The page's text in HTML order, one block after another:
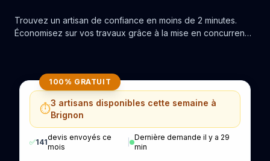
Trouvez un artisan de confiance en moins de 2 minutes.
Économisez sur vos travaux grâce à la mise en concurrence
100% GRATUIT
⏱️3 artisans disponibles cette semaine à
Brignon
✅141
devis envoyés ce
mois
|
Dernière demande il y a 29
min